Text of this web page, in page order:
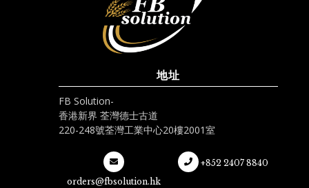
地址
FB Solution-
香港新界 荃灣德士古道
220-248號荃灣工業中心20樓2001室
orders@fbsolution.hk
+852 2407 8840